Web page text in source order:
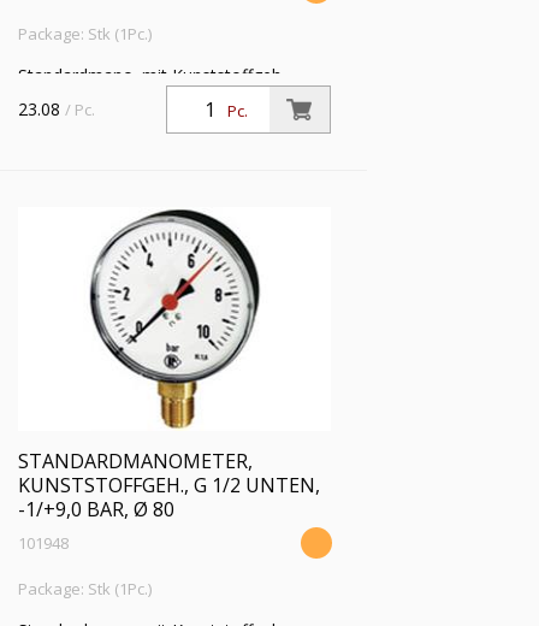
Package: Stk (1Pc.)
Standardmano. mit Kunststoffgeh.,
Einfachskala in bar, Anschluss radial
unten, G 1/2, Güteklasse 1,6, Messber.
Pc.
23.08 / Pc.
STANDARDMANOMETER,
KUNSTSTOFFGEH., G 1/2 UNTEN,
-1/+9,0 BAR, Ø 80
101948
Package: Stk (1Pc.)